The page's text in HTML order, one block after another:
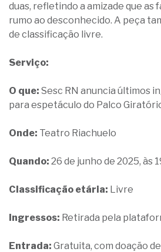
duas, refletindo a amizade que as
rumo ao desconhecido. A peça
de classificação livre.
Serviço:
O que: Sesc RN anuncia últimos
para espetáculo do Palco
Onde: Teatro Riachuelo
Quando: 26 de junho de 2025, às
Classificação etária: Livre
Ingressos: Retirada pela
Entrada: Gratuita, com doação